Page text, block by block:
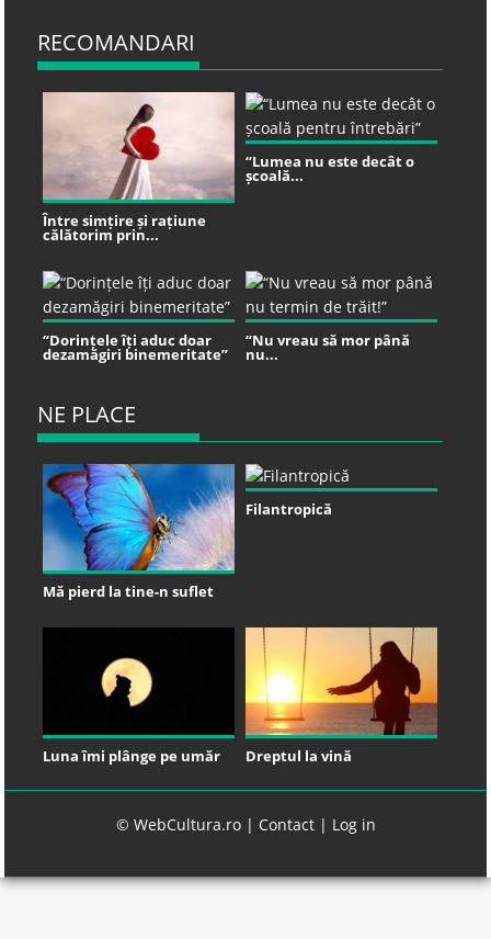
RECOMANDARI
Între simțire și rațiune
călătorim prin...
“Lumea nu este decât o
școală...
“Dorințele îți aduc doar
dezamăgiri binemeritate”
“Nu vreau să mor până
nu...
NE PLACE
Mă pierd la tine-n suflet
Filantropică
Luna îmi plânge pe umăr Dreptul la vină
© WebCultura.ro | Contact| Log in